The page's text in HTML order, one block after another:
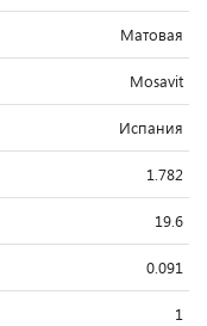
Матовая
Mosavit
Испания
1.782
19.6
0.091
1